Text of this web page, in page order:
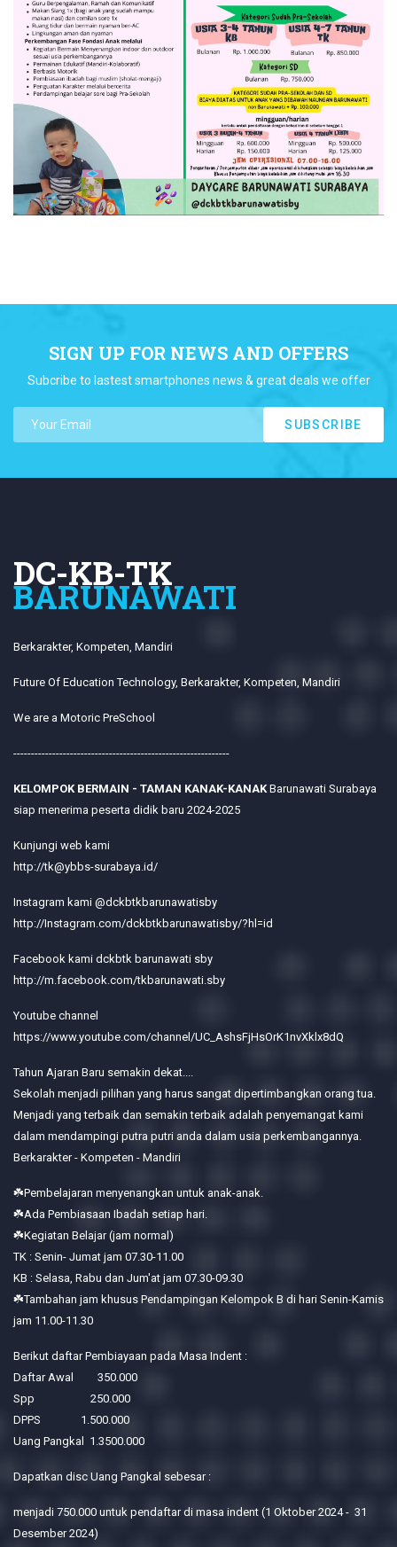
SIGN UP FOR NEWS AND OFFERS
Subcribe to lastest smartphones news & great deals we offer
SUBSCRIBE
DC-KB-TK
BARUNAWATI
Berkarakter, Kompeten, Mandiri
Future Of Education Technology, Berkarakter, Kompeten, Mandiri
We are a Motoric PreSchool
-------------------------------------------------------------
KELOMPOK BERMAIN - TAMAN KANAK-KANAKBarunawati Surabaya
siap menerima peserta didik baru 2024-2025
Kunjungi web kami
http://tk@ybbs-surabaya.id/
Instagram kami @dckbtkbarunawatisby
http://Instagram.com/dckbtkbarunawatisby/?hl=id
Facebook kami dckbtk barunawati sby
http://m.facebook.com/tkbarunawati.sby
Youtube channel
https://www.youtube.com/channel/UC_AshsFjHsOrK1nvXklx8dQ
Tahun Ajaran Baru semakin dekat....
Sekolah menjadi pilihan yang harus sangat dipertimbangkan orang tua.
Menjadi yang terbaik dan semakin terbaik adalah penyemangat kami
dalam mendampingi putra putri anda dalam usia perkembangannya.
Berkarakter - Kompeten - Mandiri
☘️Pembelajaran menyenangkan untuk anak-anak.
☘️Ada Pembiasaan Ibadah setiap hari.
☘️Kegiatan Belajar (jam normal)
TK : Senin- Jumat jam 07.30-11.00
KB : Selasa, Rabu dan Jum'at jam 07.30-09.30
☘️Tambahan jam khusus Pendampingan Kelompok B di hari Senin-Kamis
jam 11.00-11.30
Berikut daftar Pembiayaan pada Masa Indent :
Daftar Awal 350.000
Spp 250.000
DPPS 1.500.000
Uang Pangkal 1.3500.000
Dapatkan disc Uang Pangkal sebesar :
menjadi 750.000 untuk pendaftar di masa indent (1 Oktober 2024 - 31
Desember 2024)